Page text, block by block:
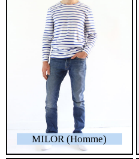
MILOR (Homme)